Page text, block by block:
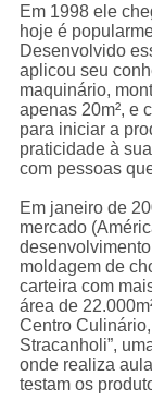
Em 1998 ele
hoje é
Desenvolvido
aplicou seu
maquinário,
apenas 20m², e
para iniciar a
praticidade à
com pessoas
Em janeiro de
mercado
moldagem de
carteira com
rea de
Centro
Stracanholi”,
onde realiza
testam os